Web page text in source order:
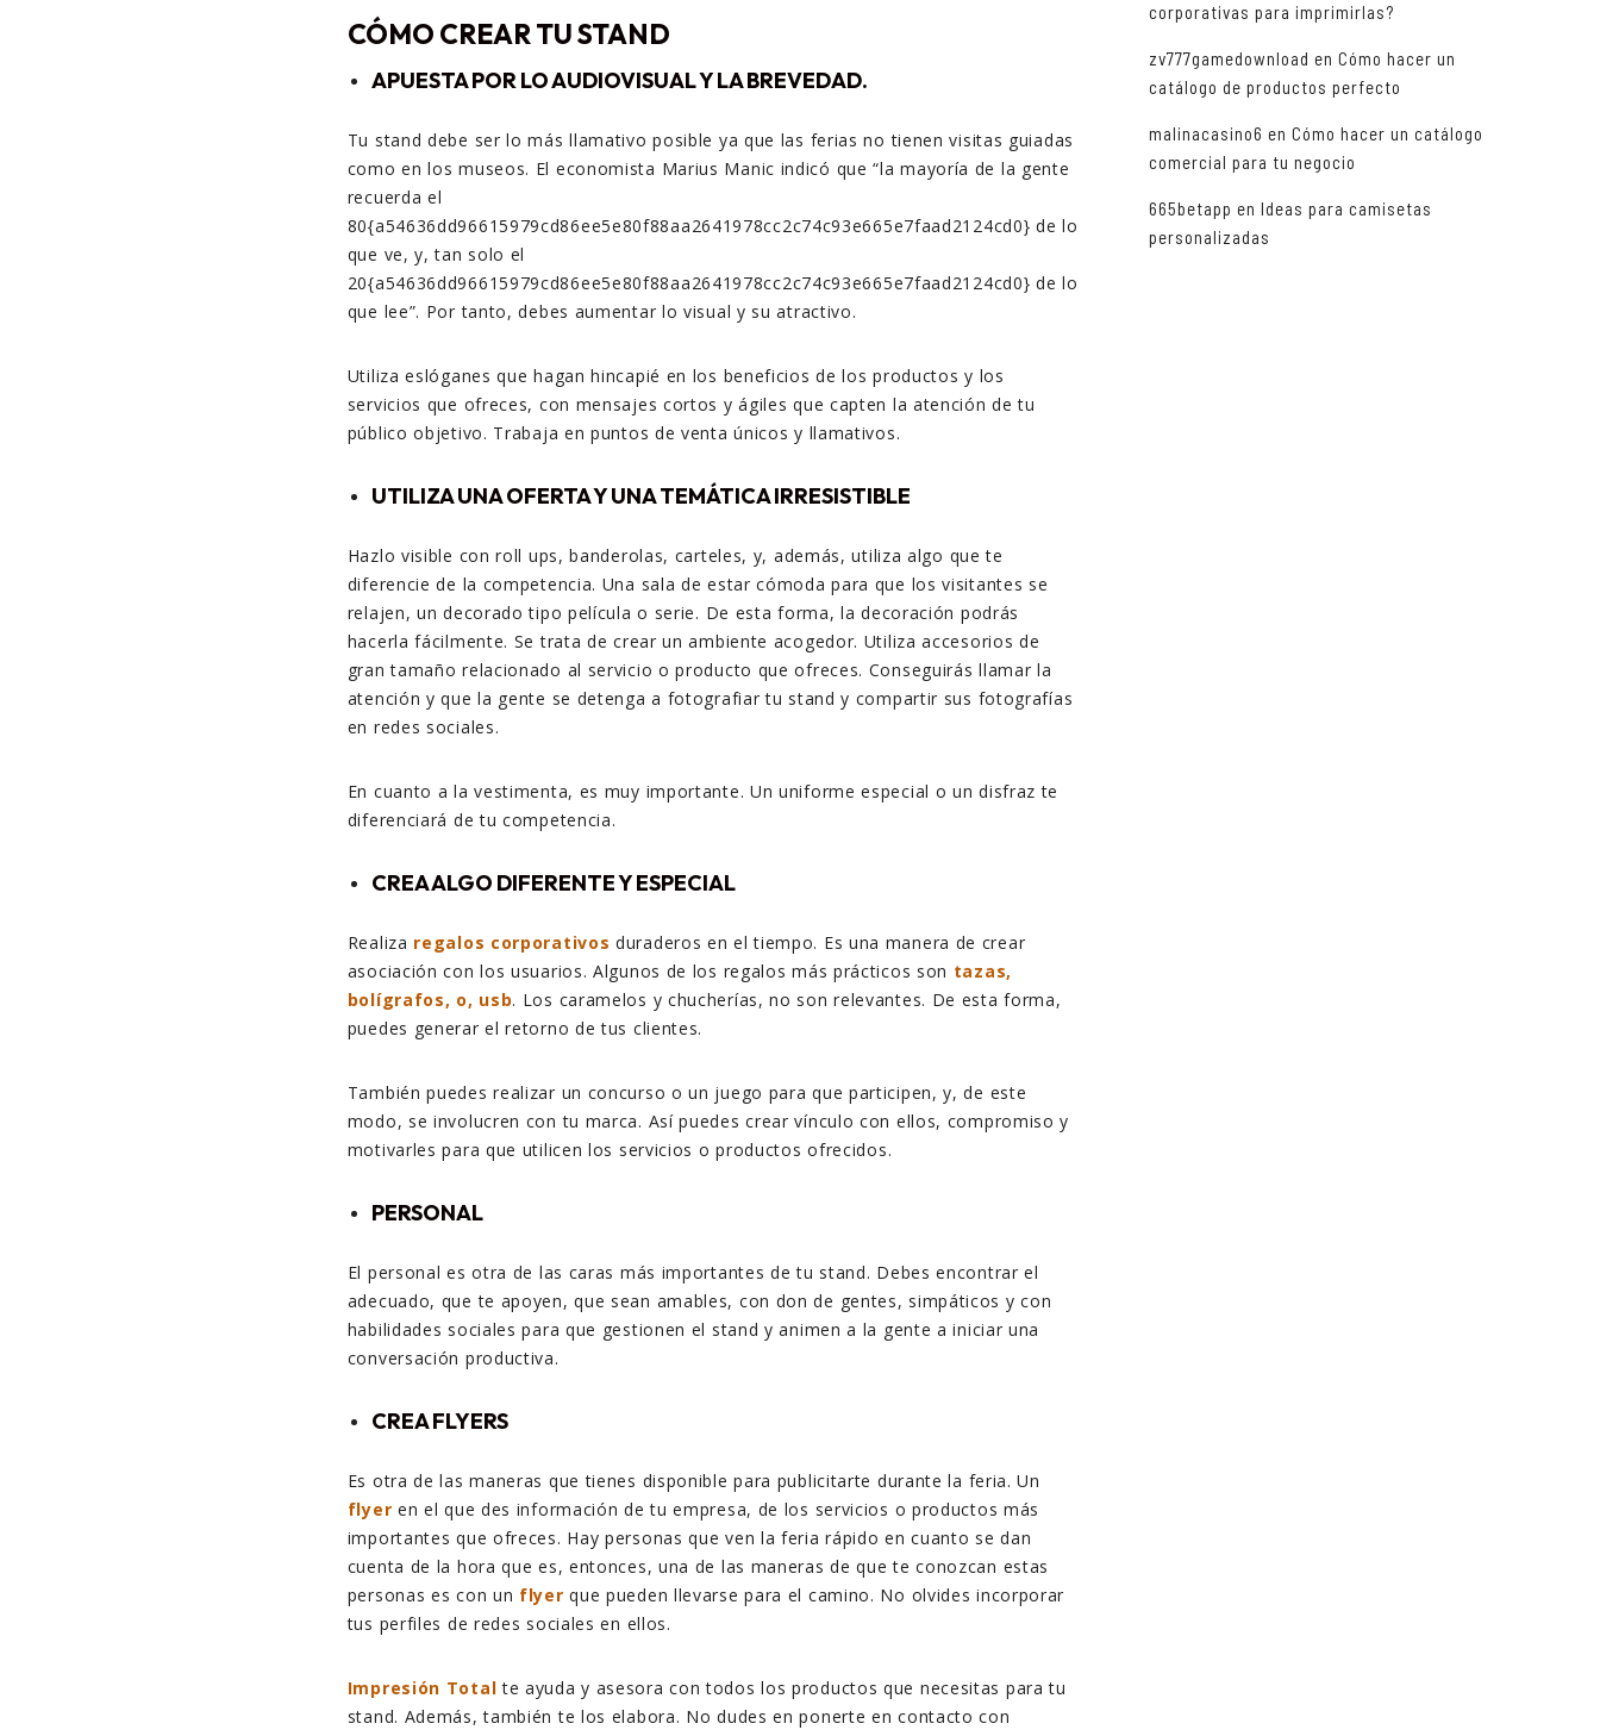
CÓMO CREAR TU STAND
APUESTA POR LO AUDIOVISUAL Y LA BREVEDAD.
Tu stand debe ser lo más llamativo posible ya que las ferias no tienen visitas guiadas
como en los museos. El economista Marius Manic indicó que “la mayoría de la gente
recuerda el
80{a54636dd96615979cd86ee5e80f88aa2641978cc2c74c93e665e7faad2124cd0} de lo
que ve, y, tan solo el
20{a54636dd96615979cd86ee5e80f88aa2641978cc2c74c93e665e7faad2124cd0} de lo
que lee”. Por tanto, debes aumentar lo visual y su atractivo.
Utiliza eslóganes que hagan hincapié en los beneficios de los productos y los
servicios que ofreces, con mensajes cortos y ágiles que capten la atención de tu
público objetivo. Trabaja en puntos de venta únicos y llamativos.
UTILIZA UNA OFERTA Y UNA TEMÁTICA IRRESISTIBLE
Hazlo visible con roll ups, banderolas, carteles, y, además, utiliza algo que te
diferencie de la competencia. Una sala de estar cómoda para que los visitantes se
relajen, un decorado tipo película o serie. De esta forma, la decoración podrás
hacerla fácilmente. Se trata de crear un ambiente acogedor. Utiliza accesorios de
gran tamaño relacionado al servicio o producto que ofreces. Conseguirás llamar la
atención y que la gente se detenga a fotografiar tu stand y compartir sus fotografías
en redes sociales.
En cuanto a la vestimenta, es muy importante. Un uniforme especial o un disfraz te
diferenciará de tu competencia.
CREA ALGO DIFERENTE Y ESPECIAL
Realiza regalos corporativos duraderos en el tiempo. Es una manera de crear
asociación con los usuarios. Algunos de los regalos más prácticos son tazas,
bolígrafos, o, usb. Los caramelos y chucherías, no son relevantes. De esta forma,
puedes generar el retorno de tus clientes.
También puedes realizar un concurso o un juego para que participen, y, de este
modo, se involucren con tu marca. Así puedes crear vínculo con ellos, compromiso y
motivarles para que utilicen los servicios o productos ofrecidos.
PERSONAL
El personal es otra de las caras más importantes de tu stand. Debes encontrar el
adecuado, que te apoyen, que sean amables, con don de gentes, simpáticos y con
habilidades sociales para que gestionen el stand y animen a la gente a iniciar una
conversación productiva.
CREA FLYERS
Es otra de las maneras que tienes disponible para publicitarte durante la feria. Un
flyer en el que des información de tu empresa, de los servicios o productos más
importantes que ofreces. Hay personas que ven la feria rápido en cuanto se dan
cuenta de la hora que es, entonces, una de las maneras de que te conozcan estas
personas es con un flyer que pueden llevarse para el camino. No olvides incorporar
tus perfiles de redes sociales en ellos.
Impresión Total te ayuda y asesora con todos los productos que necesitas para tu
stand. Además, también te los elabora. No dudes en ponerte en contacto con
corporativas para imprimirlas?
zv777gamedownload en Cómo hacer un
catálogo de productos perfecto
malinacasino6 en Cómo hacer un catálogo
comercial para tu negocio
665betapp en Ideas para camisetas
personalizadas